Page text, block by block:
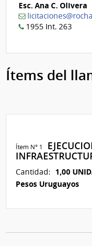
Esc. Ana C. Olivera
1955 Int. 263
Ítems del
Ítem Nº 1
Cantidad: 1,00
Pesos Uruguayos